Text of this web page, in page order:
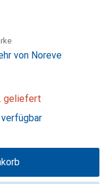
von Noreve
geliefert